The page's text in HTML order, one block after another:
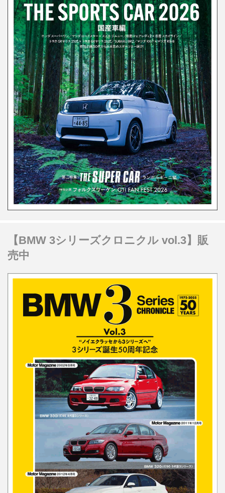
【BMW 3シリーズクロニクル vol.3】販
売中